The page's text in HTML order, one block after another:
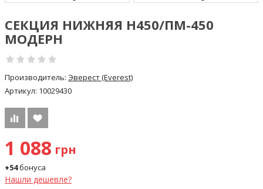
СЕКЦИЯ НИЖНЯЯ Н450/ПМ-450
МОДЕРН
Производитель: Эверест (Everest)
Артикул: 10029430
1 088 грн
+54бонуса
Нашли дешевле?